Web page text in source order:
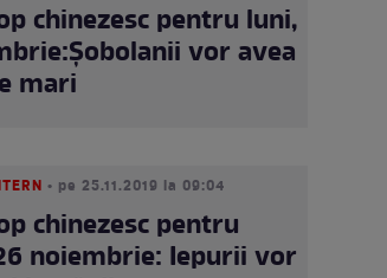
chinezesc pentru luni,
vor avea
mari
• pe 25.11.2019 la 09:04
chinezesc pentru
noiembrie: Iepurii vor